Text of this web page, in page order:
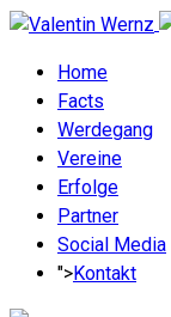
Home
Facts
Werdegang
Vereine
Erfolge
Partner
Social Media
">Kontakt